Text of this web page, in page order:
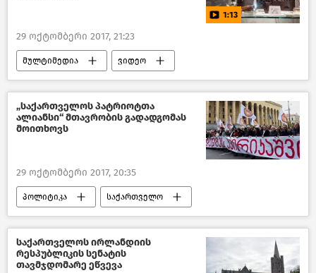
1:13
29 ოქტომბერი 2017, 21:23
მულტიმედია ვიდეო
„საქართველოს პატრიოტთა
ალიანსი“ მთავრობის გადადგომას
მოითხოვს
29 ოქტომბერი 2017, 20:35
პოლიტიკა საქართველო
საქართველოს ირლანდიის
რესპუბლიკის სენატის
თავმჯდომარე ეწვევა